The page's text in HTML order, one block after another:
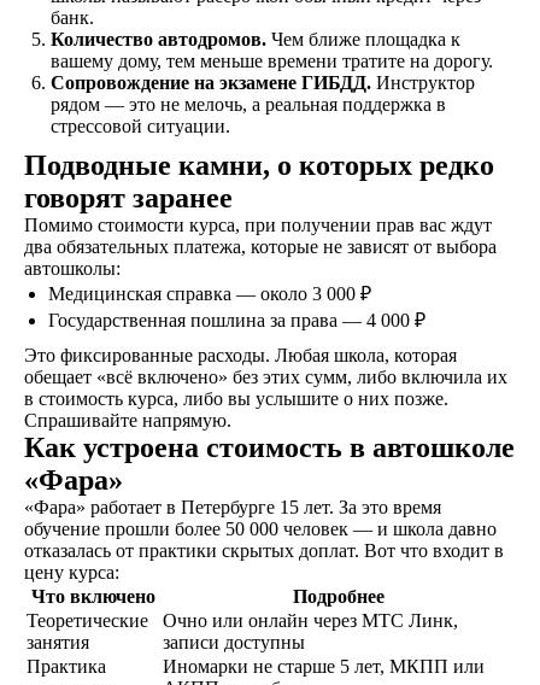
банк.
Количество автодромов. Чем ближе площадка к
вашему дому, тем меньше времени тратите на дорогу.
Сопровождение на экзамене ГИБДД. Инструктор
рядом — это не мелочь, а реальная поддержка в
стрессовой ситуации.
Подводные камни, о которых редко
говорят заранее
Помимо стоимости курса, при получении прав вас ждут
два обязательных платежа, которые не зависят от выбора
автошколы:
Медицинская справка — около 3 000 ₽
Государственная пошлина за права — 4 000 ₽
Это фиксированные расходы. Любая школа, которая
обещает «всё включено» без этих сумм, либо включила их
в стоимость курса, либо вы услышите о них позже.
Спрашивайте напрямую.
Как устроена стоимость в автошколе
«Фара»
«Фара» работает в Петербурге 15 лет. За это время
обучение прошли более 50 000 человек — и школа давно
отказалась от практики скрытых доплат. Вот что входит в
цену курса:
Что включено
Подробнее
Теоретические
занятия
Очно или онлайн через МТС Линк,
записи доступны
Практика
Иномарки не старше 5 лет, МКПП или
средства
В сопровождении
наших представителей,
сдаете экзамены в ГАИ
и получаете
водительское
удостоверение
Удостоверение
ОСТАВИТЬ ЗАЯВКУ
экзамены в автошколе
и получаете
свидетельство
об окончании
Экзамен